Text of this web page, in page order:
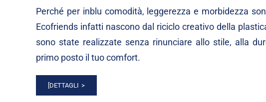
Perché per inblu comodità, leggerezza e morbidezza
Ecofriends infatti nascono dal riciclo creativo della
sono state realizzate senza rinunciare allo stile, alla
primo posto il tuo comfort.
[DETTAGLI